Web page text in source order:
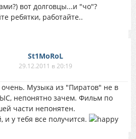
вот долговцы...и "чо"?
ребятки, работайте..
St1MoRoL
29.12.2011 в 20:19
очень. Музыка из "Пиратов" не в
непонятно зачем. Фильм по
части непонятен.
и у тебя все получится.